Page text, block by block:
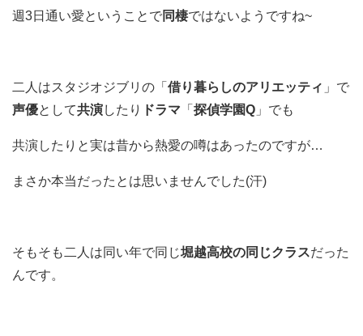
週3日通い愛ということで同棲ではないようですね~
二人はスタジオジブリの「 借り暮らしのアリエッティ 」で
声優として共演したり ドラマ 「 探偵学園Q 」でも
共演したりと実は昔から熱愛の噂はあったのですが…
まさか本当だったとは思いませんでした(汗)
そもそも二人は同い年で同じ堀越高校の同じクラスだった
んです。